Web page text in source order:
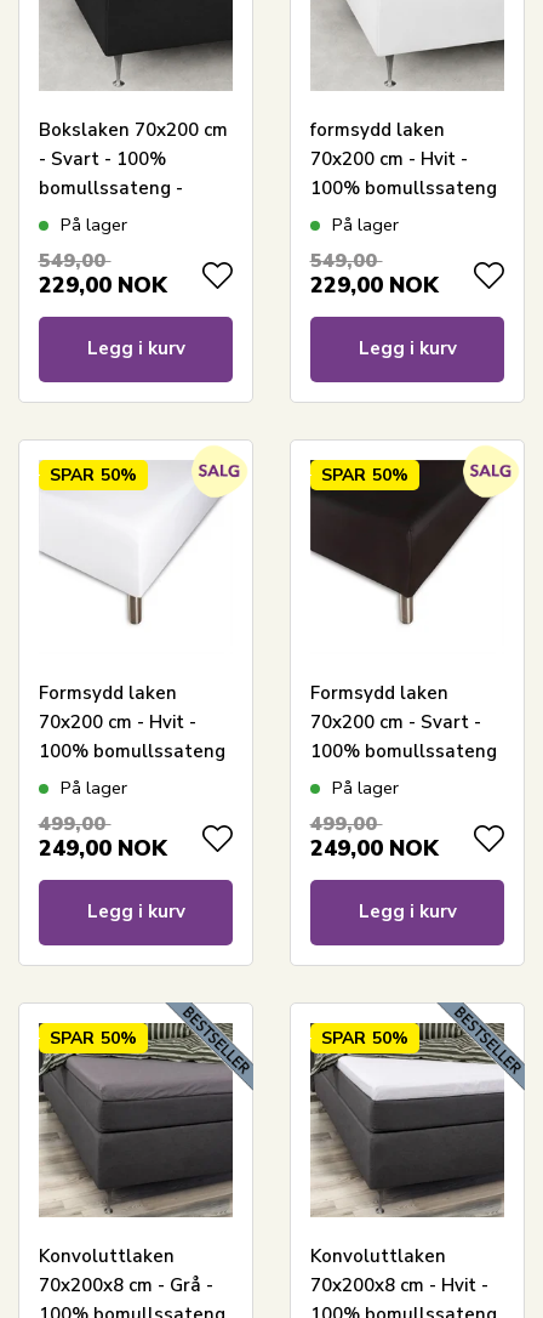
Bokslaken 70x200 cm
- Svart - 100%
bomullssateng -
formsydd laken til
På lager
549,00
229,00 NOK
Legg i kurv
formsydd laken
70x200 cm - Hvit -
100% bomullssateng
- formsydd laken til
På lager
549,00
229,00 NOK
Legg i kurv
SPAR 50%
Formsydd laken
70x200 cm - Hvit -
100% bomullssateng
- formsydde laken til
På lager
499,00
249,00 NOK
Legg i kurv
SPAR 50%
Formsydd laken
70x200 cm - Svart -
100% bomullssateng
- formsydde laken til
På lager
499,00
249,00 NOK
Legg i kurv
SPAR 50%
Konvoluttlaken
70x200x8 cm - Grå -
SPAR 50%
Konvoluttlaken
70x200x8 cm - Hvit -